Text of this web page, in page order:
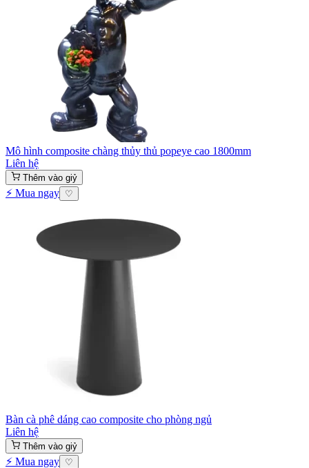
Mô hình composite chàng thủy thủ popeye cao 1800mm
Liên hệ
Thêm vào giỷ
⚡ Mua ngay ♡
Bàn cà phê dáng cao composite cho phòng ngủ
Liên hệ
Thêm vào giỷ
⚡ Mua ngay ♡